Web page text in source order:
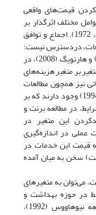
قیمت‌های واقعی
مختلف اثرگذار بر
میزان این هزینه‌ها تأکید شده است (گروسمن، 1972). اجماع و توافق
دردسترس نیست؛
زیرا در عین حالی که اوکوناد و همکاران (2004) و هارتویگ (2008)، در
بر متغیر هزینه‌های
نیز همچون مطالعات
گردهام و همکاران (1992) و مورتی و اوکپولو (1994) وجود دارند که بر
در مطالعه برنت و
وارد‌کردن این متغیر در
در اندازه‌گیری
قیمت این خدمات در
سخن به میان آمده
می‌توان به متغیرهای
در حوزه‌ بهداشت و
درمان اشاره کرد؛ به ‌طوری ‌که بعد از مطالعه نیوهاووس (1992)،